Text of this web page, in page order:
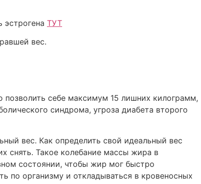
ТУТ
вес.
себе максимум 15 лишних килограмм,
синдрома, угроза диабета второго
вес. Как определить свой идеальный вес
снять. Такое колебание массы жира в
состоянии, чтобы жир мог быстро
по организму и откладываться в кровеносных